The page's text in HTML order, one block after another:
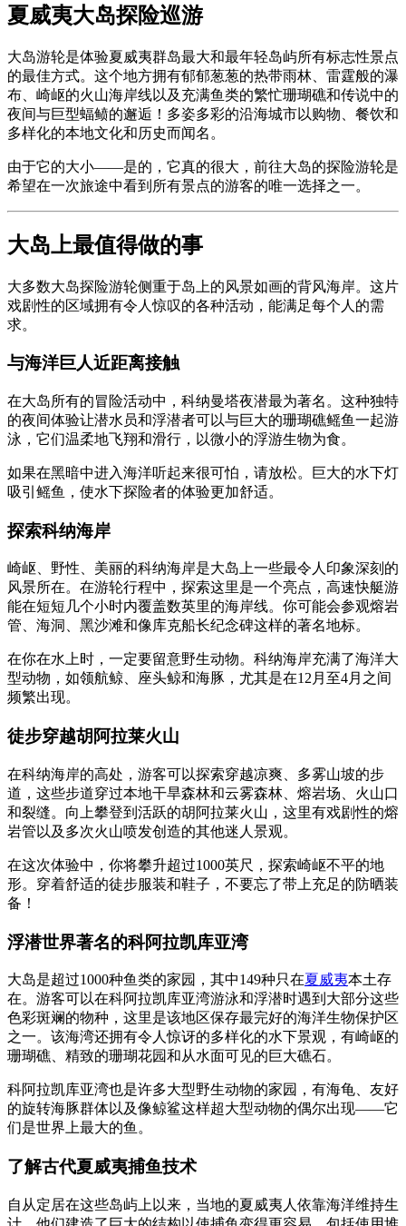
夏威夷大岛探险巡游
大岛游轮是体验夏威夷群岛最大和最年轻岛屿所有标志性景点
的最佳方式。这个地方拥有郁郁葱葱的热带雨林、雷霆般的瀑
布、崎岖的火山海岸线以及充满鱼类的繁忙珊瑚礁和传说中的
夜间与巨型蝠鲼的邂逅！多姿多彩的沿海城市以购物、餐饮和
多样化的本地文化和历史而闻名。
由于它的大小——是的，它真的很大，前往大岛的探险游轮是
希望在一次旅途中看到所有景点的游客的唯一选择之一。
大岛上最值得做的事
大多数大岛探险游轮侧重于岛上的风景如画的背风海岸。这片
戏剧性的区域拥有令人惊叹的各种活动，能满足每个人的需
求。
与海洋巨人近距离接触
在大岛所有的冒险活动中，科纳曼塔夜潜最为著名。这种独特
的夜间体验让潜水员和浮潜者可以与巨大的珊瑚礁鳐鱼一起游
泳，它们温柔地飞翔和滑行，以微小的浮游生物为食。
如果在黑暗中进入海洋听起来很可怕，请放松。巨大的水下灯
吸引鳐鱼，使水下探险者的体验更加舒适。
探索科纳海岸
崎岖、野性、美丽的科纳海岸是大岛上一些最令人印象深刻的
风景所在。在游轮行程中，探索这里是一个亮点，高速快艇游
能在短短几个小时内覆盖数英里的海岸线。你可能会参观熔岩
管、海洞、黑沙滩和像库克船长纪念碑这样的著名地标。
在你在水上时，一定要留意野生动物。科纳海岸充满了海洋大
型动物，如领航鲸、座头鲸和海豚，尤其是在12月至4月之间
频繁出现。
徒步穿越胡阿拉莱火山
在科纳海岸的高处，游客可以探索穿越凉爽、多雾山坡的步
道，这些步道穿过本地干旱森林和云雾森林、熔岩场、火山口
和裂缝。向上攀登到活跃的胡阿拉莱火山，这里有戏剧性的熔
岩管以及多次火山喷发创造的其他迷人景观。
在这次体验中，你将攀升超过1000英尺，探索崎岖不平的地
形。穿着舒适的徒步服装和鞋子，不要忘了带上充足的防晒装
备！
浮潜世界著名的科阿拉凯库亚湾
大岛是超过1000种鱼类的家园，其中149种只在夏威夷本土存
在。游客可以在科阿拉凯库亚湾游泳和浮潜时遇到大部分这些
色彩斑斓的物种，这里是该地区保存最完好的海洋生物保护区
之一。该海湾还拥有令人惊讶的多样化的水下景观，有崎岖的
珊瑚礁、精致的珊瑚花园和从水面可见的巨大礁石。
科阿拉凯库亚湾也是许多大型野生动物的家园，有海龟、友好
的旋转海豚群体以及像鲸鲨这样超大型动物的偶尔出现——它
们是世界上最大的鱼。
了解古代夏威夷捕鱼技术
自从定居在这些岛屿上以来，当地的夏威夷人依靠海洋维持生